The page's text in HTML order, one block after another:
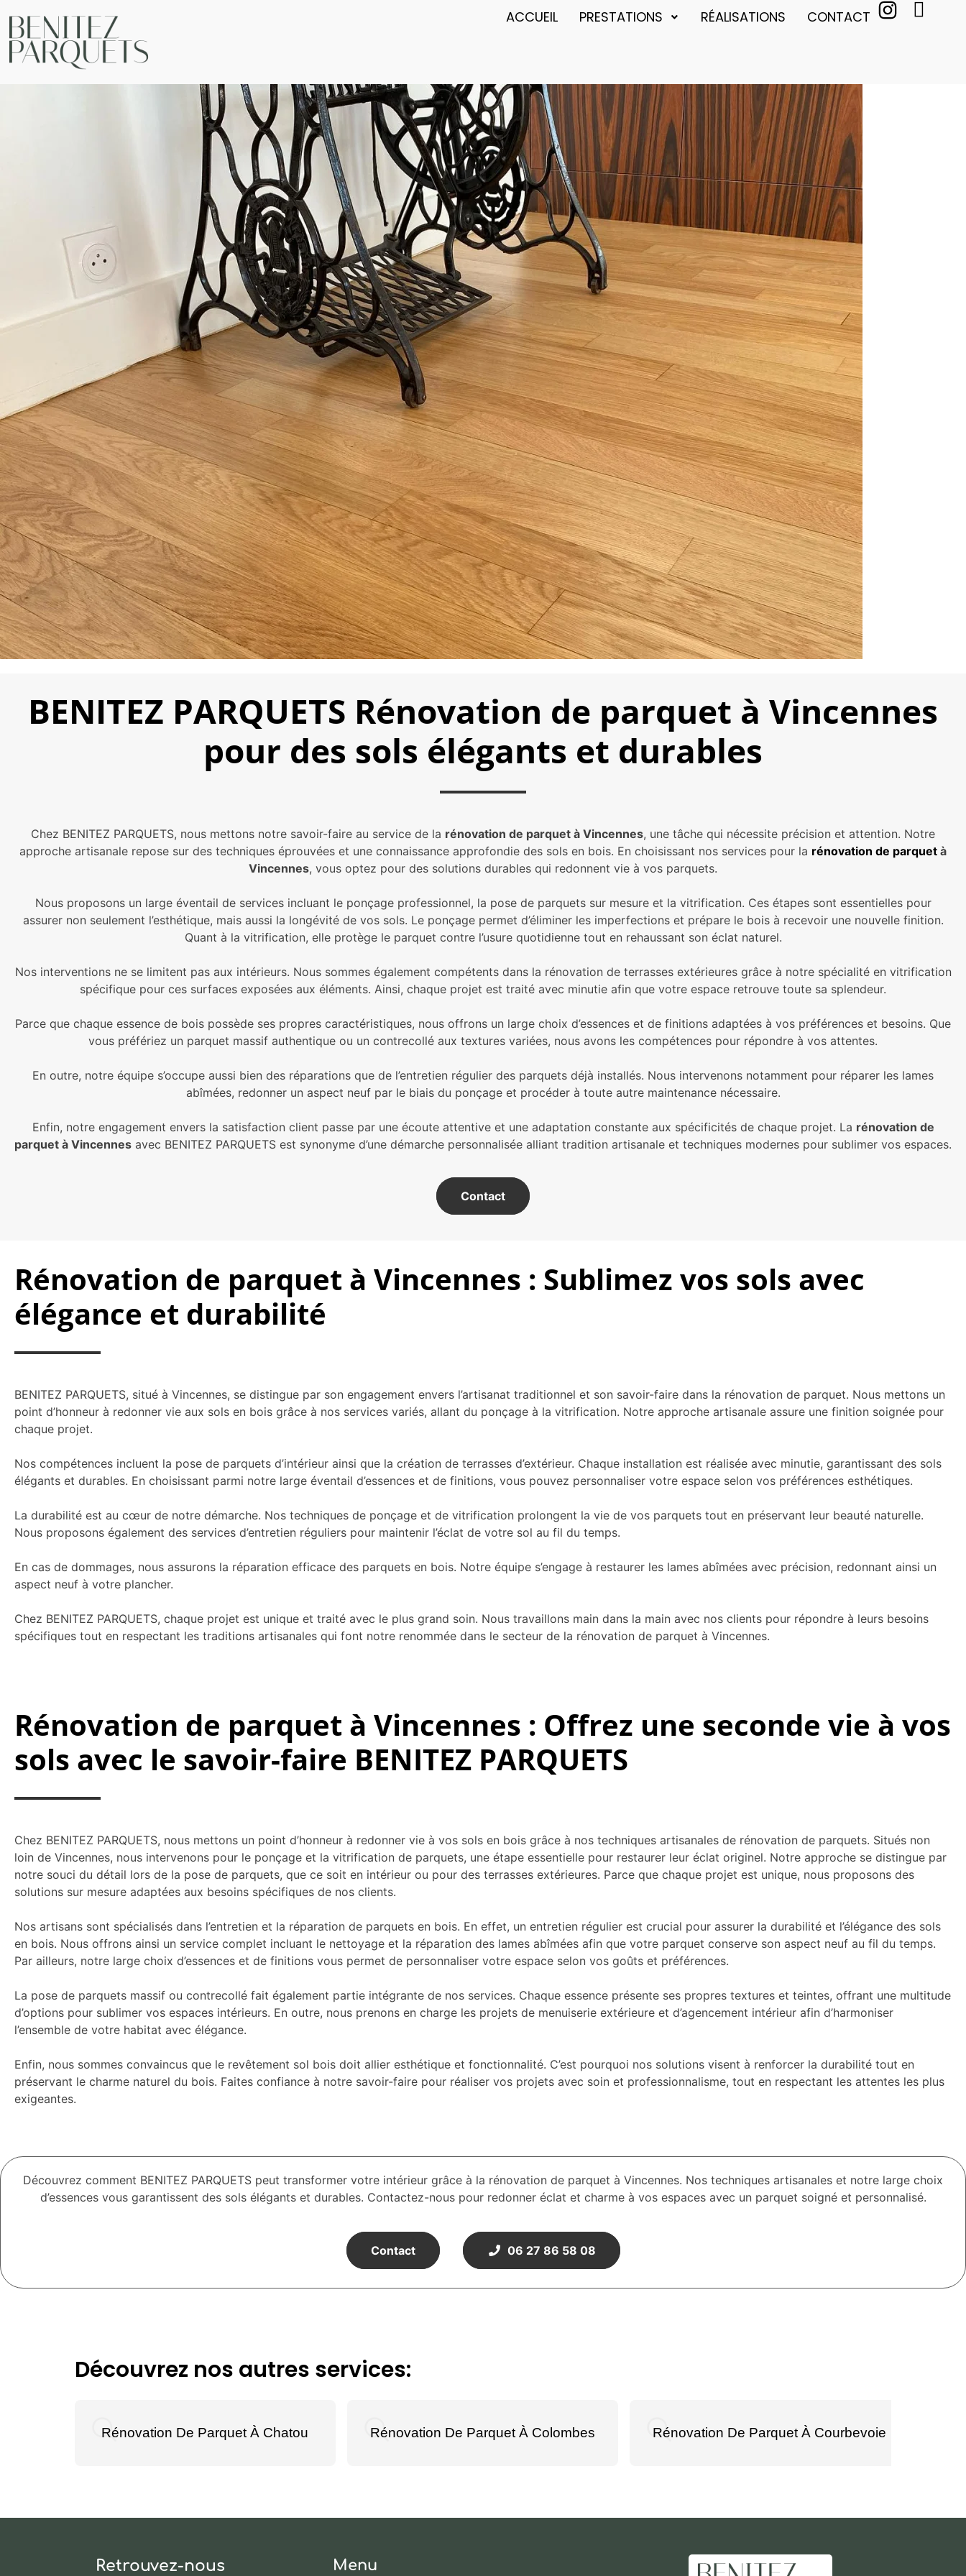
ACCUEIL PRESTATIONS RÉALISATIONS CONTACT
BENITEZ PARQUETS Rénovation de parquet à Vincennes
pour des sols élégants et durables
Chez BENITEZ PARQUETS, nous mettons notre savoir-faire au service de la rénovation de parquet à Vincennes, une tâche qui nécessite précision et attention. Notre
approche artisanale repose sur des techniques éprouvées et une connaissance approfondie des sols en bois. En choisissant nos services pour la rénovation de parquet à
Vincennes, vous optez pour des solutions durables qui redonnent vie à vos parquets.
Nous proposons un large éventail de services incluant le ponçage professionnel, la pose de parquets sur mesure et la vitrification. Ces étapes sont essentielles pour
assurer non seulement l’esthétique, mais aussi la longévité de vos sols. Le ponçage permet d’éliminer les imperfections et prépare le bois à recevoir une nouvelle finition.
Quant à la vitrification, elle protège le parquet contre l’usure quotidienne tout en rehaussant son éclat naturel.
Nos interventions ne se limitent pas aux intérieurs. Nous sommes également compétents dans la rénovation de terrasses extérieures grâce à notre spécialité en vitrification
spécifique pour ces surfaces exposées aux éléments. Ainsi, chaque projet est traité avec minutie afin que votre espace retrouve toute sa splendeur.
Parce que chaque essence de bois possède ses propres caractéristiques, nous offrons un large choix d’essences et de finitions adaptées à vos préférences et besoins. Que
vous préfériez un parquet massif authentique ou un contrecollé aux textures variées, nous avons les compétences pour répondre à vos attentes.
En outre, notre équipe s’occupe aussi bien des réparations que de l’entretien régulier des parquets déjà installés. Nous intervenons notamment pour réparer les lames
abîmées, redonner un aspect neuf par le biais du ponçage et procéder à toute autre maintenance nécessaire.
Enfin, notre engagement envers la satisfaction client passe par une écoute attentive et une adaptation constante aux spécificités de chaque projet. La rénovation de
parquet à Vincennes avec BENITEZ PARQUETS est synonyme d’une démarche personnalisée alliant tradition artisanale et techniques modernes pour sublimer vos espaces.
Contact
Rénovation de parquet à Vincennes : Sublimez vos sols avec
élégance et durabilité
BENITEZ PARQUETS, situé à Vincennes, se distingue par son engagement envers l’artisanat traditionnel et son savoir-faire dans la rénovation de parquet. Nous mettons un
point d’honneur à redonner vie aux sols en bois grâce à nos services variés, allant du ponçage à la vitrification. Notre approche artisanale assure une finition soignée pour
chaque projet.
Nos compétences incluent la pose de parquets d’intérieur ainsi que la création de terrasses d’extérieur. Chaque installation est réalisée avec minutie, garantissant des sols
élégants et durables. En choisissant parmi notre large éventail d’essences et de finitions, vous pouvez personnaliser votre espace selon vos préférences esthétiques.
La durabilité est au cœur de notre démarche. Nos techniques de ponçage et de vitrification prolongent la vie de vos parquets tout en préservant leur beauté naturelle.
Nous proposons également des services d’entretien réguliers pour maintenir l’éclat de votre sol au fil du temps.
En cas de dommages, nous assurons la réparation efficace des parquets en bois. Notre équipe s’engage à restaurer les lames abîmées avec précision, redonnant ainsi un
aspect neuf à votre plancher.
Chez BENITEZ PARQUETS, chaque projet est unique et traité avec le plus grand soin. Nous travaillons main dans la main avec nos clients pour répondre à leurs besoins
spécifiques tout en respectant les traditions artisanales qui font notre renommée dans le secteur de la rénovation de parquet à Vincennes.
Rénovation de parquet à Vincennes : Offrez une seconde vie à vos
sols avec le savoir-faire BENITEZ PARQUETS
Chez BENITEZ PARQUETS, nous mettons un point d’honneur à redonner vie à vos sols en bois grâce à nos techniques artisanales de rénovation de parquets. Situés non
loin de Vincennes, nous intervenons pour le ponçage et la vitrification de parquets, une étape essentielle pour restaurer leur éclat originel. Notre approche se distingue par
notre souci du détail lors de la pose de parquets, que ce soit en intérieur ou pour des terrasses extérieures. Parce que chaque projet est unique, nous proposons des
solutions sur mesure adaptées aux besoins spécifiques de nos clients.
Nos artisans sont spécialisés dans l’entretien et la réparation de parquets en bois. En effet, un entretien régulier est crucial pour assurer la durabilité et l’élégance des sols
en bois. Nous offrons ainsi un service complet incluant le nettoyage et la réparation des lames abîmées afin que votre parquet conserve son aspect neuf au fil du temps.
Par ailleurs, notre large choix d’essences et de finitions vous permet de personnaliser votre espace selon vos goûts et préférences.
La pose de parquets massif ou contrecollé fait également partie intégrante de nos services. Chaque essence présente ses propres textures et teintes, offrant une multitude
d’options pour sublimer vos espaces intérieurs. En outre, nous prenons en charge les projets de menuiserie extérieure et d’agencement intérieur afin d’harmoniser
l’ensemble de votre habitat avec élégance.
Enfin, nous sommes convaincus que le revêtement sol bois doit allier esthétique et fonctionnalité. C’est pourquoi nos solutions visent à renforcer la durabilité tout en
préservant le charme naturel du bois. Faites confiance à notre savoir-faire pour réaliser vos projets avec soin et professionnalisme, tout en respectant les attentes les plus
exigeantes.
Découvrez comment BENITEZ PARQUETS peut transformer votre intérieur grâce à la rénovation de parquet à Vincennes. Nos techniques artisanales et notre large choix
d’essences vous garantissent des sols élégants et durables. Contactez-nous pour redonner éclat et charme à vos espaces avec un parquet soigné et personnalisé.
Contact 06 27 86 58 08
Découvrez nos autres services:
Rénovation De Parquet À Chatou Rénovation De Parquet À Colombes Rénovation De Parquet À Courbevoie
Retrouvez-nous Menu